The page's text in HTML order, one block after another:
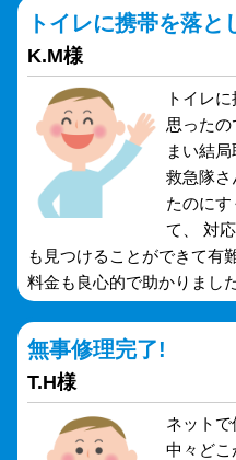
トイレに携帯を落と
K.M様
トイレ
思った
まい結
救急隊さ
たのに
て、 対
も見つけることができて有
料金も良心的で助かりました
無事修理完了!
T.H様
ネットで
中々ど